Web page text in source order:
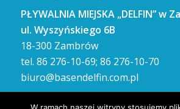
PŁYWALNIA MIEJSKA „DELFIN” w
ul. Wyszyńskiego 6B
18-300 Zambrów
tel. 86 276-10-69; 86 276-10-70
biuro@basendelfin.com.pl
GODZINY OTWARCIA